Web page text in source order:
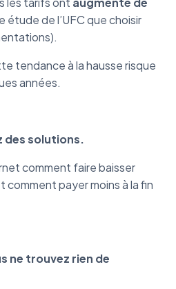
étude de l’UFC que choisir
tendance à la hausse risque
années.
des solutions.
comment faire baisser
payer moins à la fin
ne trouvez rien de